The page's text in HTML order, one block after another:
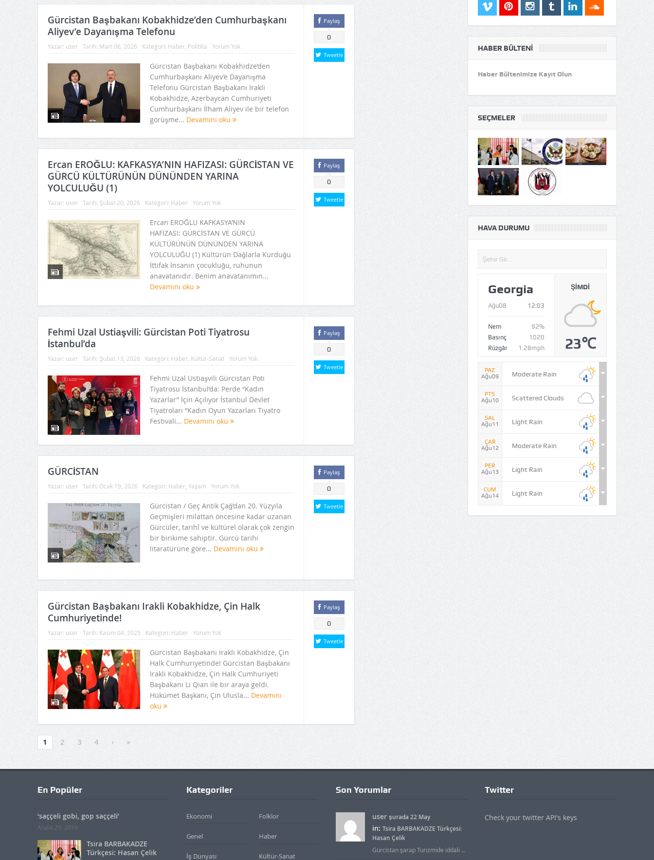
Gürcistan Başbakanı Kobakhidze’den Cumhurbaşkanı
Aliyev’e Dayanışma Telefonu
Yazar: user Tarih: Mart 06, 2026 Kategori: Haber, Politika Yorum Yok
Gürcistan Başbakanı Kobakhidze’den
Cumhurbaşkanı Aliyev’e Dayanışma
Telefonu ​Gürcistan Başbakanı Irakli
Kobakhidze, Azerbaycan Cumhuriyeti
Cumhurbaşkanı İlham Aliyev ile bir telefon
görüşme... Devamını oku
Paylaş
0
Tweetle
Ercan EROĞLU: KAFKASYA’NIN HAFIZASI: GÜRCİSTAN VE
GÜRCÜ KÜLTÜRÜNÜN DÜNÜNDEN YARINA
YOLCULUĞU (1)
Yazar: user Tarih: Şubat 20, 2026 Kategori: Haber Yorum Yok
Ercan EROĞLU KAFKASYA’NIN
HAFIZASI: GÜRCİSTAN VE GÜRCÜ
KÜLTÜRÜNÜN DÜNÜNDEN YARINA
YOLCULUĞU (1) Kültürün Dağlarla Kurduğu
İttifak İnsanın çocukluğu, ruhunun
anavatanıdır. Benim anavatanımın...
Devamını oku
Paylaş
0
Tweetle
Fehmi Uzal Ustiaşvili: Gürcistan Poti Tiyatrosu
İstanbul’da
Yazar: user Tarih: Şubat 13, 2026 Kategori: Haber, Kültür-Sanat Yorum Yok
Fehmi Uzal Ustiaşvili Gürcistan Poti
Tiyatrosu İstanbul’da: Perde “Kadın
Yazarlar” İçin Açılıyor İstanbul Devlet
Tiyatroları “Kadın Oyun Yazarları Tiyatro
Festivali... Devamını oku
Paylaş
0
Tweetle
GÜRCİSTAN
Yazar: user Tarih: Ocak 19, 2026 Kategori: Haber, Yaşam Yorum Yok
Gürcistan / Geç Antik Çağ’dan 20. Yüzyıla
Geçmişleri milattan öncesine kadar uzanan
Gürcüler, tarihî ve kültürel olarak çok zengin
bir birikime sahiptir. Gürcü tarihi
litaratürüne göre... Devamını oku
Paylaş
0
Tweetle
Gürcistan Başbakanı Irakli Kobakhidze, Çin Halk
Cumhuriyetinde!
Yazar: user Tarih: Kasım 04, 2025 Kategori: Haber Yorum Yok
Gürcistan Başbakanı Irakli Kobakhidze, Çin
Halk Cumhuriyetinde! Gürcistan Başbakanı
Irakli Kobakhidze, Çin Halk Cumhuriyeti
Başbakanı Li Qian ile bir araya geldi.
Hükümet Başkanı, Çin Ulusla... Devamını
oku
Paylaş
0
Tweetle
1 2 3 4 › »
HABER BÜLTENI
Haber Bültenimize Kayıt Olun
SEÇMELER
HAVA DURUMU
Georgia
Ağu08 12:03
Nem
92%
Basınç
1020
Rüzgâr
1.28mph
ŞIMDI
23℃
PAZ
Ağu09
Moderate Rain
PTS
Ağu10
Scattered Clouds
SAL
Ağu11
Light Rain
ÇAR
Ağu12
Moderate Rain
PER
Ağu13
Light Rain
CUM
Ağu14
Light Rain
En Popüler
‘saççeli gobi, gop saççeli’
Aralık 29, 2019
Tsira BARBAKADZE
Türkçesi: Hasan Çelik
Kategoriler
Ekonomi Folklor
Genel Haber
İş Dünyası Kültür-Sanat
Son Yorumlar
user şurada 22 May
in: Tsira BARBAKADZE Türkçesi:
Hasan Çelik
Gürcistan şarap Türizmide iddalı ...
Twitter
Check your twitter API's keys